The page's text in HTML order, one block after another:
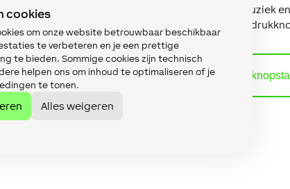
cookies
om onze website betrouwbaar beschikbaar
te verbeteren en je een prettige
te bieden. Sommige cookies zijn technisch
helpen ons om inhoud te optimaliseren of je
te tonen.
Alles weigeren
klik is
Bedien alle zonwering, muziek